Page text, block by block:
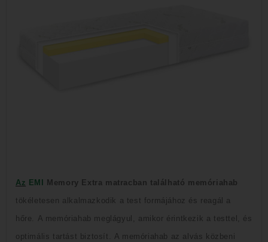
Az EMI
Memory Extra matracban található memóriahab
tökéletesen alkalmazkodik a test formájához és reagál a
hőre. A memóriahab meglágyul, amikor érintkezik a testtel, és
optimális tartást biztosít. A memóriahab az alvás közbeni